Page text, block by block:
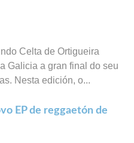
Celta de Ortigueira
Galicia a gran final do seu
Nesta edición, o...
EP de reggaetón de